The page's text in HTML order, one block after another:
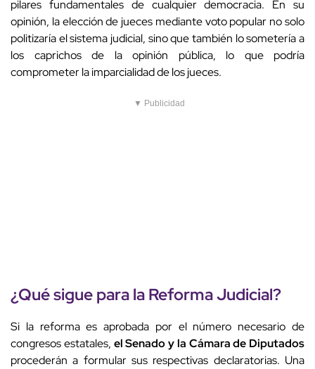
pilares fundamentales de cualquier democracia. En su
opinión, la elección de jueces mediante voto popular no solo
politizaría el sistema judicial, sino que también lo sometería a
los caprichos de la opinión pública, lo que podría
comprometer la imparcialidad de los jueces.
▼ Publicidad
¿Qué sigue para la Reforma Judicial?
Si la reforma es aprobada por el número necesario de
congresos estatales, el Senado y la Cámara de Diputados
procederán a formular sus respectivas declaratorias. Una